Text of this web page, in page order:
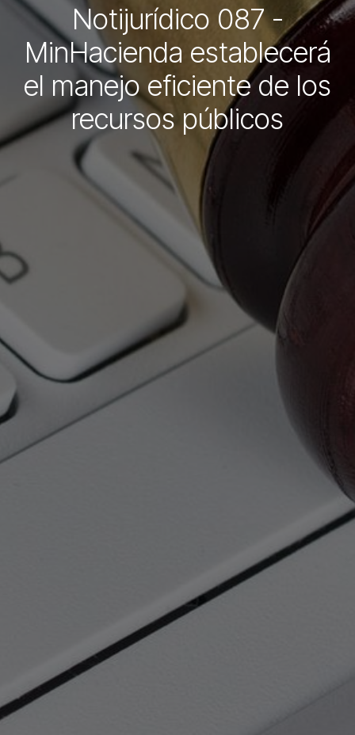
Notijurídico 087 -
MinHacienda establecerá
el manejo eficiente de los
recursos públicos